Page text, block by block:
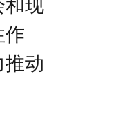
和现
作
动